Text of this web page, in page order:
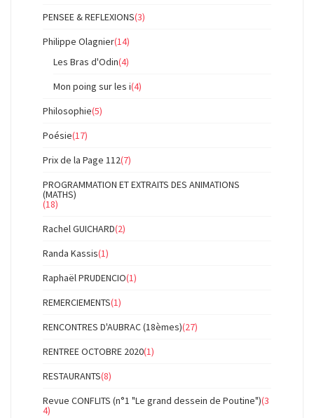
PENSEE & REFLEXIONS(3)
Philippe Olagnier(14)
Les Bras d'Odin(4)
Mon poing sur les i(4)
Philosophie(5)
Poésie(17)
Prix de la Page 112(7)
PROGRAMMATION ET EXTRAITS DES ANIMATIONS
(MATHS)
(18)
Rachel GUICHARD(2)
Randa Kassis(1)
Raphaël PRUDENCIO(1)
REMERCIEMENTS(1)
RENCONTRES D'AUBRAC (18èmes)(27)
RENTREE OCTOBRE 2020(1)
RESTAURANTS(8)
Revue CONFLITS (n°1 "Le grand dessein de Poutine")(3
4)